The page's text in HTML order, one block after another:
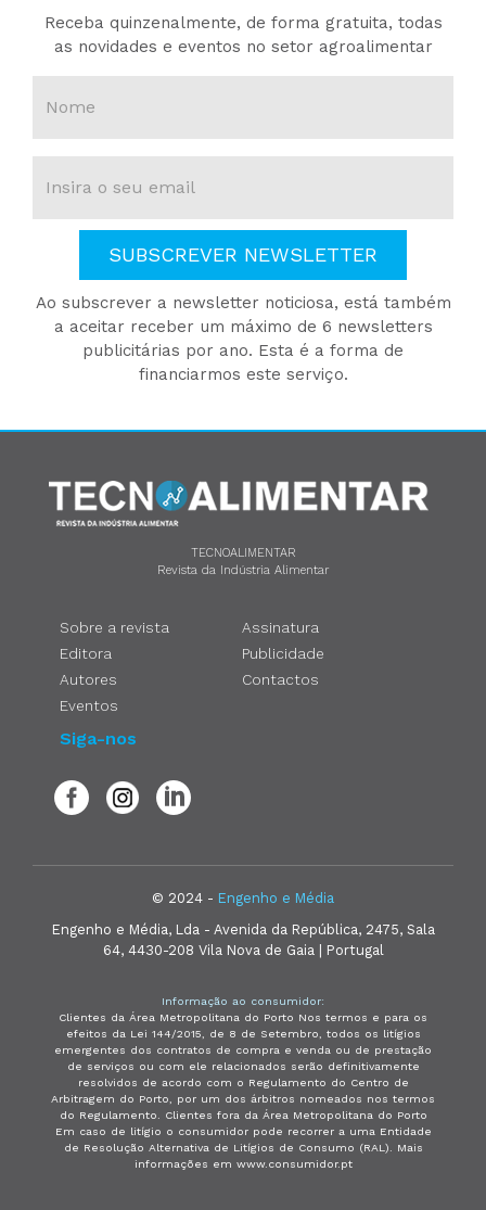
Receba quinzenalmente, de forma gratuita, todas
as novidades e eventos no setor agroalimentar
SUBSCREVER NEWSLETTER
Ao subscrever a newsletter noticiosa, está também
a aceitar receber um máximo de 6 newsletters
publicitárias por ano. Esta é a forma de
financiarmos este serviço.
TECNOALIMENTAR
Revista da Indústria Alimentar
Sobre a revista
Editora
Autores
Eventos
Assinatura
Publicidade
Contactos
Siga-nos
© 2024 - Engenho e Média
Engenho e Média, Lda - Avenida da República, 2475, Sala
64, 4430-208 Vila Nova de Gaia | Portugal
Informação ao consumidor:
Clientes da Área Metropolitana do Porto Nos termos e para os
efeitos da Lei 144/2015, de 8 de Setembro, todos os litígios
emergentes dos contratos de compra e venda ou de prestação
de serviços ou com ele relacionados serão definitivamente
resolvidos de acordo com o Regulamento do Centro de
Arbitragem do Porto, por um dos árbitros nomeados nos termos
do Regulamento. Clientes fora da Área Metropolitana do Porto
Em caso de litígio o consumidor pode recorrer a uma Entidade
de Resolução Alternativa de Litígios de Consumo (RAL). Mais
informações em www.consumidor.pt